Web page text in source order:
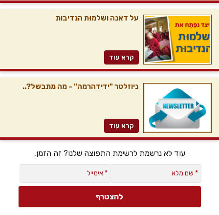
על דאנה ושלמוּת הנדיבות
קרא עוד
ניוזלטר "ידידהרמה" - מה מתבשל?..
קרא עוד
עוד לא נרשמת לרשימת התפוצה שלנו? זה הזמן.